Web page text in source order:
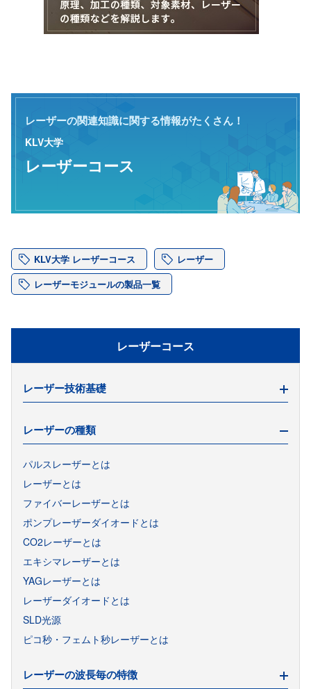
レーザーの関連知識に関する情報がたくさん！
KLV大学
レーザーコース
KLV大学 レーザーコース
レーザー
レーザーモジュールの製品一覧
レーザーコース
レーザー技術基礎
レーザーダイオード用関連機器の構成
光変調器の種類と選び方
電気光学変調器（EOM）の原理
音響光学変調器（AOM）の原理
半導体光変調器（SOM）の原理
ファンクションジェネレータとは
パルスジェネレータとは
パルスジェネレータの種類
レーザーの種類
パルスレーザーとは
レーザーとは
ファイバーレーザーとは
ポンプレーザーダイオードとは
CO2レーザーとは
エキシマレーザーとは
YAGレーザーとは
レーザーダイオードとは
SLD光源
ピコ秒・フェムト秒レーザーとは
レーザーの波長毎の特徴